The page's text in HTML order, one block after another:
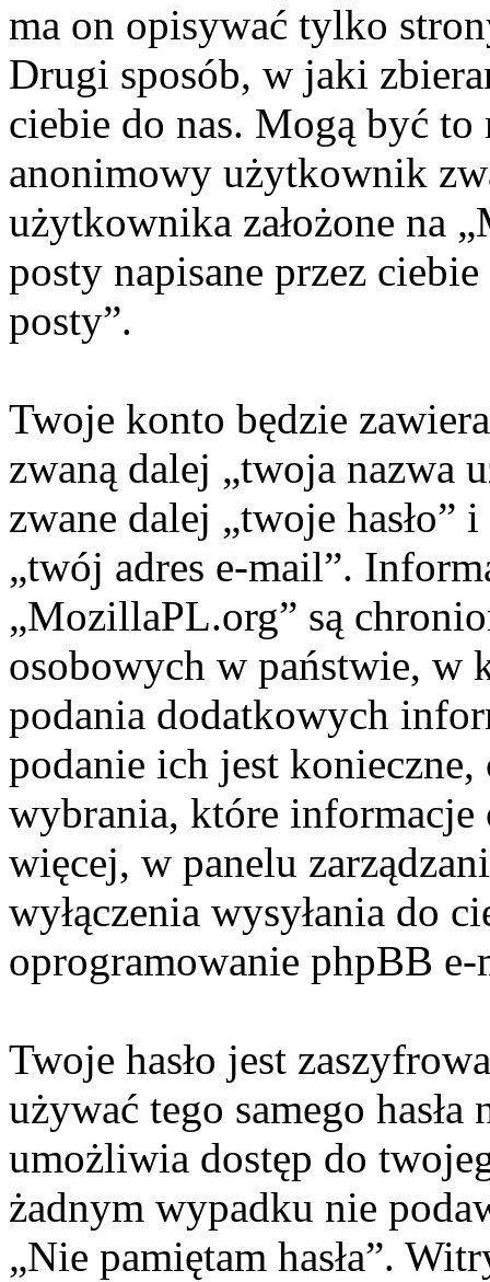
ma on opisywać tylko
Drugi sposób, w jaki
ciebie do nas. Mogą być
anonimowy użytkownik
użytkownika założone na
posty napisane przez
posty”.
Twoje konto będzie
zwaną dalej „twoja nazwa
zwane dalej „twoje
„twój adres e-mail”.
„MozillaPL.org” są
osobowych w państwie, w
podania dodatkowych
podanie ich jest
wybrania, które
więcej, w panelu
wyłączenia wysyłania do
oprogramowanie phpBB
Twoje hasło jest
używać tego samego
umożliwia dostęp do
żadnym wypadku nie
„Nie pamiętam hasła”.